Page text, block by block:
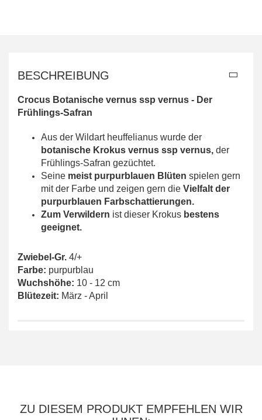
BESCHREIBUNG
Crocus Botanische vernus ssp vernus - Der
Frühlings-Safran
Aus der Wildart heuffelianus wurde der
botanische Krokus vernus ssp vernus, der
Frühlings-Safran gezüchtet.
Seine meist purpurblauen Blüten spielen gern
mit der Farbe und zeigen gern die Vielfalt der
purpurblauen Farbschattierungen.
Zum Verwildern ist dieser Krokus bestens
geeignet.
Zwiebel-Gr. 4/+
Farbe: purpurblau
Wuchshöhe: 10 - 12 cm
Blütezeit: März - April
ZU DIESEM PRODUKT EMPFEHLEN WIR